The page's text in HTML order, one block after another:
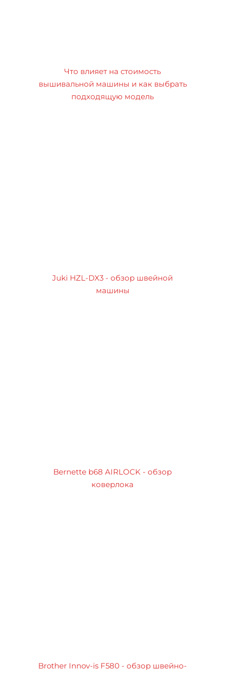
Что влияет на стоимость
вышивальной машины и как выбрать
подходящую модель
Juki HZL-DX3 - обзор швейной
машины
Bernette b68 AIRLOCK - обзор
коверлока
Brother Innov-is F580 - обзор швейно-